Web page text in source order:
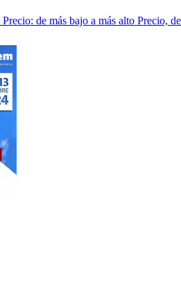
Precio: de más bajo a más alto Precio,